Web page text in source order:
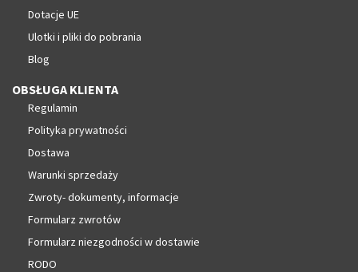
Dotacje UE
Ulotki i pliki do pobrania
Blog
OBSŁUGA KLIENTA
Regulamin
Polityka prywatności
Dostawa
Warunki sprzedaży
Zwroty- dokumenty, informacje
Formularz zwrotów
Formularz niezgodności w dostawie
RODO